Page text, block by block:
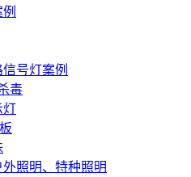
号灯案例
毒
灯
照明、特种照明